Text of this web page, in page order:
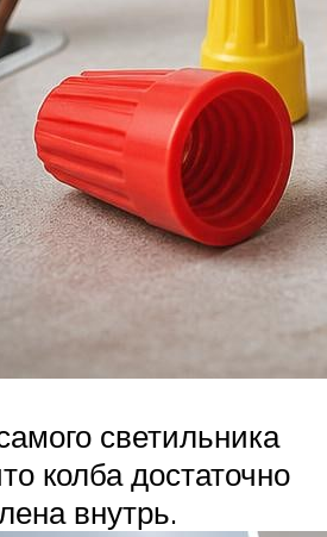
светильника
колба достаточно
​​внутрь.